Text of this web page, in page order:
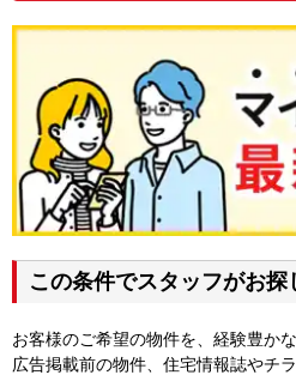
この条件でスタッフがお探
お客様のご希望の物件を、経験豊か
広告掲載前の物件、住宅情報誌やチ